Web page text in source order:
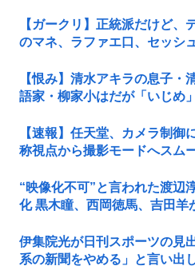
【ガークリ】正統派だけど、
のマネ、ラファエ口、セッシ
【恨み】清水アキラの息子・
語家・柳家小はだが「いじめ
【速報】任天堂、カメラ制御
称視点から撮影モードへスム
“映像化不可”と言われた渡辺
化 黒木瞳、西岡徳馬、吉田羊
伊集院光が日刊スポーツの見
系の新聞をやめる」と言い出